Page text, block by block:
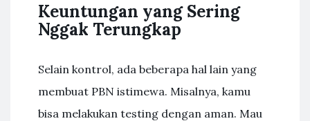
Keuntungan yang Sering
Nggak Terungkap
Selain kontrol, ada beberapa hal lain yang
membuat PBN istimewa. Misalnya, kamu
bisa melakukan testing dengan aman. Mau